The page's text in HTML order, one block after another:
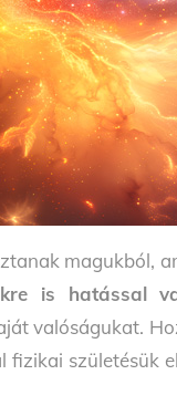
magukból,
is hatással
valóságukat.
fizikai születésük